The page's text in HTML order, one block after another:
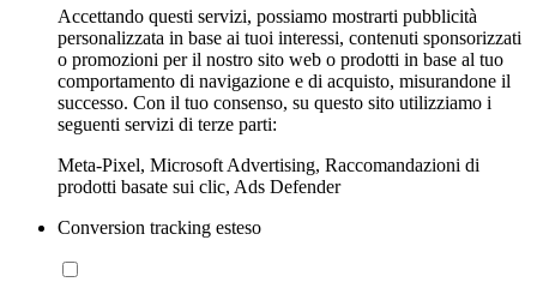
Accettando questi servizi, possiamo mostrarti pubblicità
personalizzata in base ai tuoi interessi, contenuti sponsorizzati
o promozioni per il nostro sito web o prodotti in base al tuo
comportamento di navigazione e di acquisto, misurandone il
successo. Con il tuo consenso, su questo sito utilizziamo i
seguenti servizi di terze parti:
Meta-Pixel, Microsoft Advertising, Raccomandazioni di
prodotti basate sui clic, Ads Defender
Conversion tracking esteso